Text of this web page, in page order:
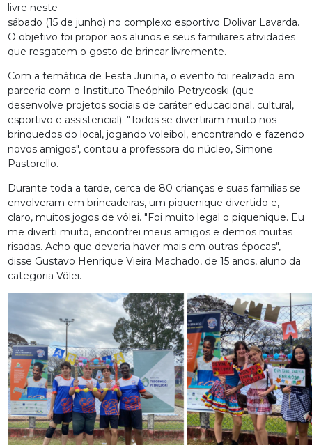
livre neste
sábado (15 de junho) no complexo esportivo Dolivar Lavarda.
O objetivo foi propor aos alunos e seus familiares atividades
que resgatem o gosto de brincar livremente.
Com a temática de Festa Junina, o evento foi realizado em
parceria com o Instituto Theóphilo Petrycoski (que
desenvolve projetos sociais de caráter educacional, cultural,
esportivo e assistencial). "Todos se divertiram muito nos
brinquedos do local, jogando voleibol, encontrando e fazendo
novos amigos", contou a professora do núcleo, Simone
Pastorello.
Durante toda a tarde, cerca de 80 crianças e suas famílias se
envolveram em brincadeiras, um piquenique divertido e,
claro, muitos jogos de vôlei. "Foi muito legal o piquenique. Eu
me diverti muito, encontrei meus amigos e demos muitas
risadas. Acho que deveria haver mais em outras épocas",
disse Gustavo Henrique Vieira Machado, de 15 anos, aluno da
categoria Vôlei.